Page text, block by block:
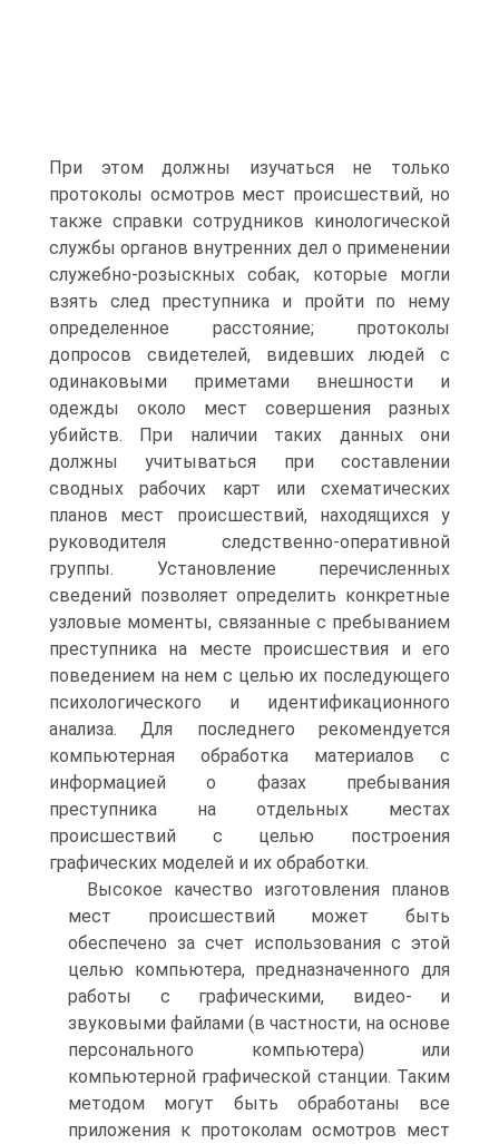
При этом должны изучаться не только
протоколы осмотров мест происшествий, но
также справки сотрудников кинологической
службы органов внутренних дел о применении
служебно-розыскных собак, которые могли
взять след преступника и пройти по нему
определенное расстояние; протоколы
допросов свидетелей, видевших людей с
одинаковыми приметами внешности и
одежды около мест совершения разных
убийств. При наличии таких данных они
должны учитываться при составлении
сводных рабочих карт или схематических
планов мест происшествий, находящихся у
руководителя следственно-оперативной
группы. Установление перечисленных
сведений позволяет определить конкретные
узловые моменты, связанные с пребыванием
преступника на месте происшествия и его
поведением на нем с целью их последующего
психологического и идентификационного
анализа. Для последнего рекомендуется
компьютерная обработка материалов с
информацией о фазах пребывания
преступника на отдельных местах
происшествий с целью построения
графических моделей и их обработки.
Высокое качество изготовления планов
мест происшествий может быть
обеспечено за счет использования с этой
целью компьютера, предназначенного для
работы с графическими, видео- и
звуковыми файлами (в частности, на основе
персонального компьютера) или
компьютерной графической станции. Таким
методом могут быть обработаны все
приложения к протоколам осмотров мест